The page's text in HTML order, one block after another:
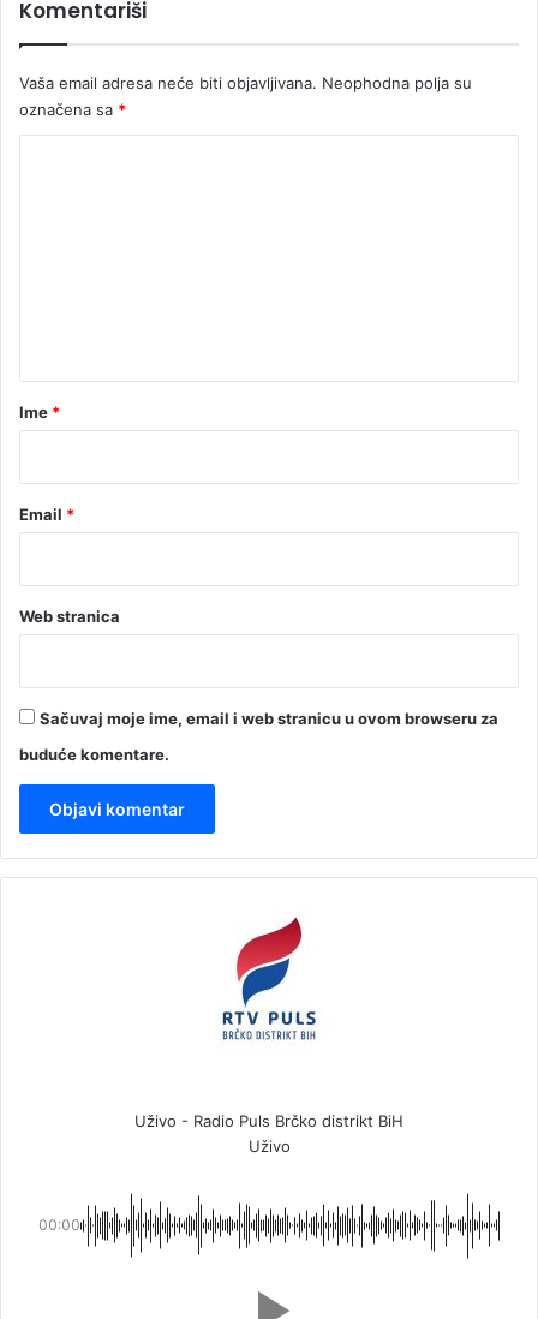
Komentariši
Vaša email adresa neće biti objavljivana. Neophodna polja su
označena sa *
rIme *
Email *
Web stranica
Sačuvaj moje ime, email i web stranicu u ovom browseru za
buduće komentare.
Uživo - Radio Puls Brčko distrikt BiH
Uživo
00:00